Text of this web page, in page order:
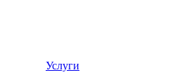
Услуги